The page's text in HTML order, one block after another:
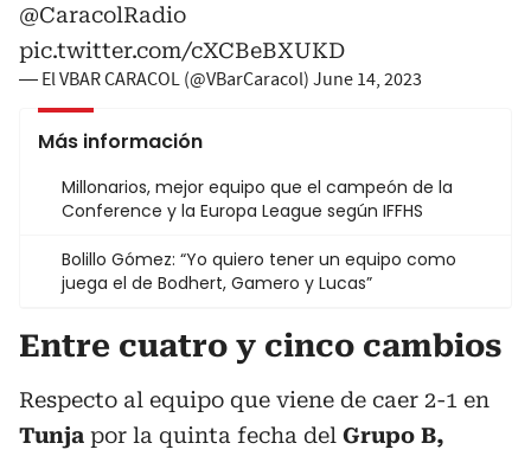
@CaracolRadio
pic.twitter.com/cXCBeBXUKD
— El VBAR CARACOL (@VBarCaracol) June 14, 2023
Más información
Millonarios, mejor equipo que el campeón de la
Conference y la Europa League según IFFHS
Bolillo Gómez: “Yo quiero tener un equipo como
juega el de Bodhert, Gamero y Lucas”
Entre cuatro y cinco cambios
Respecto al equipo que viene de caer 2-1 en
Tunja por la quinta fecha del Grupo B,